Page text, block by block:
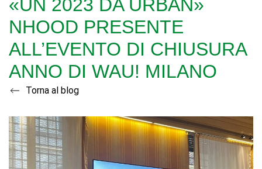
«UN 2023 DA URBAN»
NHOOD PRESENTE
ALL’EVENTO DI CHIUSURA
ANNO DI WAU! MILANO
Torna al blog